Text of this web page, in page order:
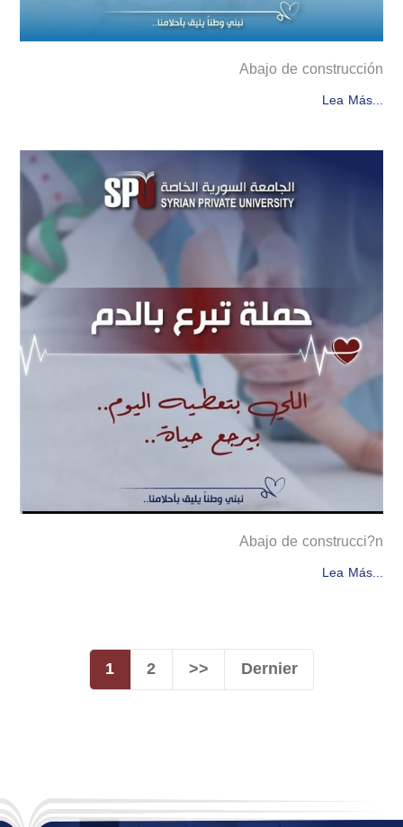
Abajo de construcción
Lea Más...
Abajo de construcci?n
Lea Más...
1 2 >> Dernier